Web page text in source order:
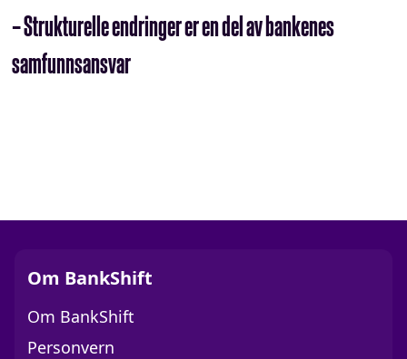
– Strukturelle endringer er en del av bankenes
samfunnsansvar
Om BankShift
Om BankShift
Personvern